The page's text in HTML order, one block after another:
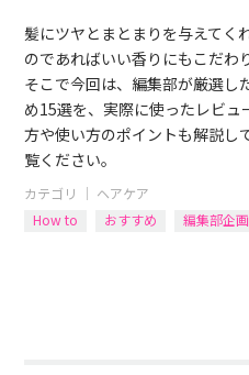
髪にツヤとまとまりを与えてく
のであればいい香りにもこだわ
そこで今回は、編集部が厳選し
め15選を、実際に使ったレビ
方や使い方のポイントも解説し
覧ください。
カテゴリ ｜ ヘアケア
How to
おすすめ 編集部企画